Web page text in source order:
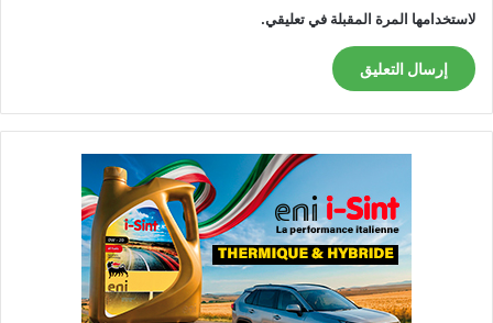
لاستخدامها المرة المقبلة في تعليقي.